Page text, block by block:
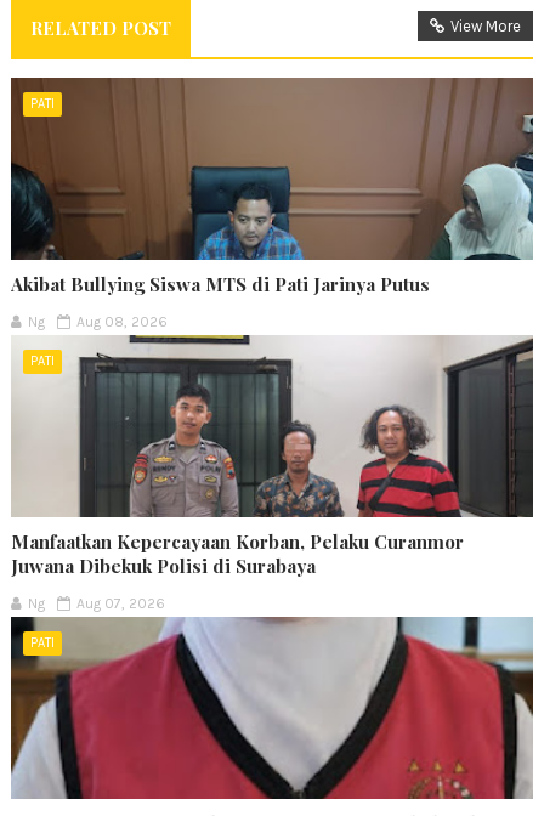
RELATED POST View More
PATI
Akibat Bullying Siswa MTS di Pati Jarinya Putus
Ng Aug 08, 2026
PATI
Manfaatkan Kepercayaan Korban, Pelaku Curanmor
Juwana Dibekuk Polisi di Surabaya
Ng Aug 07, 2026
PATI